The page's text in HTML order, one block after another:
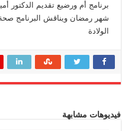
برنامج أم ورضيع تقديم الدكتور
شهر رمضان ويناقش البرنامج
الولادة
فيديوهات مشابهة